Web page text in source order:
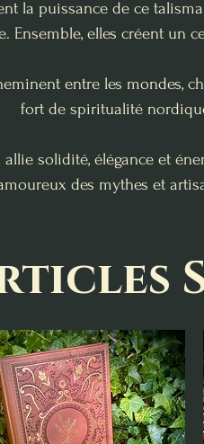
la puissance de ce
elles créent un
entre les mondes,
fort de spiritualité
solidité, élégance et
des mythes et